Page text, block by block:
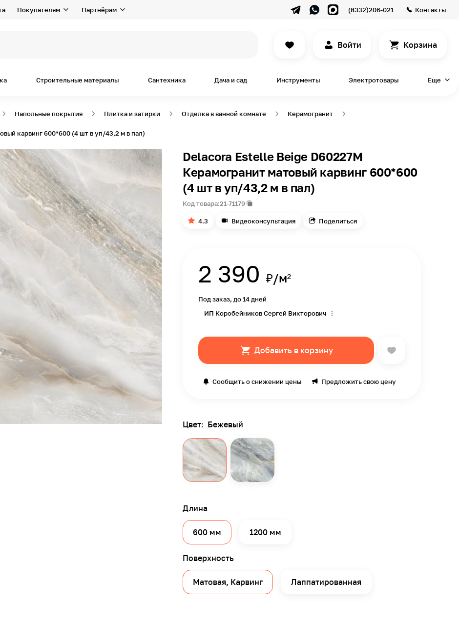
Покупателям Партнёрам (8332)206-021 Контакты
Войти Корзина
Строительные материалы Сантехника Дача и сад Инструменты Электротовары Еще
Напольные покрытия Плитка и затирки Отделка в ванной комнате Керамогранит
карвинг 600*600 (4 шт в уп/43,2 м в пал)
Delacora Estelle Beige D60227M
Керамогранит матовый карвинг 600*600
(4 шт в уп/43,2 м в пал)
Код товара:21-71179
4.3 Видеоконсультация Поделиться
2 390 ₽/м²
Под заказ, до 14 дней
ИП Коробейников Сергей Викторович
Добавить в корзину
Сообщить о снижении цены Предложить свою цену
Цвет: Бежевый
Длина
600 мм 1200 мм
Поверхность
Матовая, Карвинг Лаппатированная